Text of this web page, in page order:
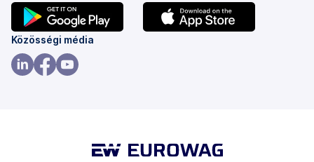
(új
lapon
nyílik
Közösségi média